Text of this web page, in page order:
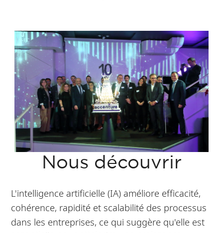
Nous découvrir
L'intelligence artificielle (IA) améliore efficacité,
cohérence, rapidité et scalabilité des processus
dans les entreprises, ce qui suggère qu'elle est